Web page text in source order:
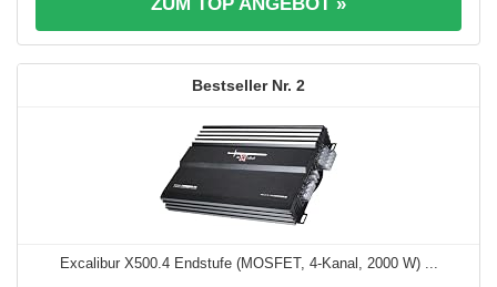
2
Excalibur X500.4 Endstufe (MOSFET, 4-Kanal, 2000 W) ...